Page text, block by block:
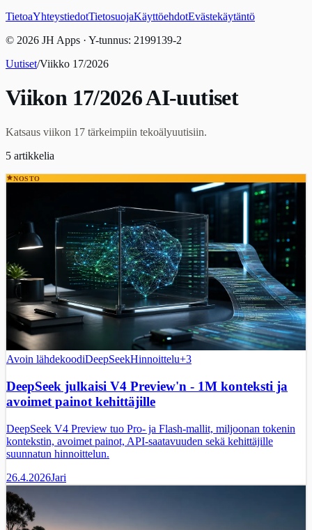
TietoaYhteystiedotTietosuojaKäyttöehdotEvästekäytäntö
© 2026 JH Apps · Y-tunnus: 2199139-2
Uutiset/Viikko 17/2026
Viikon 17/2026 AI-uutiset
Katsaus viikon 17 tärkeimpiin tekoälyuutisiin.
5 artikkelia
NOSTO
Avoin lähdekoodiDeepSeekHinnoittelu+3
DeepSeek julkaisi V4 Preview'n - 1M konteksti ja
avoimet painot kehittäjille
DeepSeek V4 Preview tuo Pro- ja Flash-mallit, miljoonan tokenin
kontekstin, avoimet painot, API-saatavuuden sekä kehittäjille
suunnatun hinnoittelun.
26.4.2026Jari